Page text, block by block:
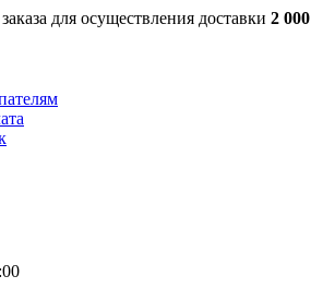
для осуществления доставки 2 000